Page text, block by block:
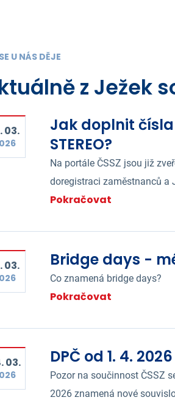
U NÁS DĚJE
z Ježek
03.
Jak doplnit čísla
STEREO?
Na portále ČSSZ jsou již
doregistraci zaměstnanců a
Pokračovat
03. Bridge days -
Co znamená bridge days?
Pokračovat
03. DPČ od 1. 4.
Pozor na součinnost ČSSZ
2026 znamená nové